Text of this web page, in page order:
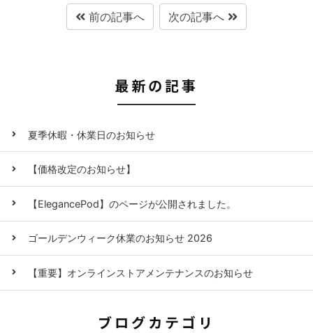
前の記事へ 次の記事へ
最新の記事
夏季休暇・休業日のお知らせ
【価格改定のお知らせ】
【ElegancePod】のページが公開されました。
ゴールデンウィーク休業のお知らせ 2026
【重要】オンラインストアメンテナンスのお知らせ
ブログカテゴリ